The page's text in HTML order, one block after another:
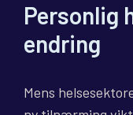
Personlig
endring
Mens